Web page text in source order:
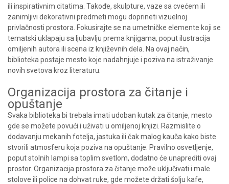
ili inspirativnim citatima. Takođe, skulpture, vaze sa cvećem ili
zanimljivi dekorativni predmeti mogu doprineti vizuelnoj
privlačnosti prostora. Fokusirajte se na umetničke elemente koji se
tematski uklapaju sa ljubavlju prema knjigama, poput ilustracija
omiljenih autora ili scena iz književnih dela. Na ovaj način,
biblioteka postaje mesto koje nadahnjuje i poziva na istraživanje
novih svetova kroz literaturu.
Organizacija prostora za čitanje i
opuštanje
Svaka biblioteka bi trebala imati udoban kutak za čitanje, mesto
gde se možete povući i uživati u omiljenoj knjizi. Razmislite o
dodavanju mekanih fotelja, jastuka ili čak malog kauča kako biste
stvorili atmosferu koja poziva na opuštanje. Pravilno osvetljenje,
poput stolnih lampi sa toplim svetlom, dodatno će unaprediti ovaj
prostor. Organizacija prostora za čitanje može uključivati i male
stolove ili police na dohvat ruke, gde možete držati šolju kafe,